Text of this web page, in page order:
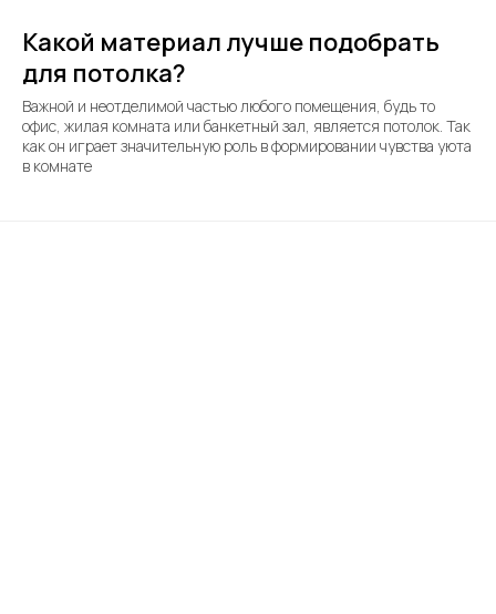
Какой материал лучше подобрать
для потолка?
Важной и неотделимой частью любого помещения, будь то
офис, жилая комната или банкетный зал, является потолок. Так
как он играет значительную роль в формировании чувства уюта
в комнате